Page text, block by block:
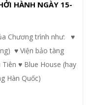
HÀNH NGÀY 15-
Chương trình như: ♥
♥ Viện bảo tàng
♥ Blue House (hay
Hàn Quốc)